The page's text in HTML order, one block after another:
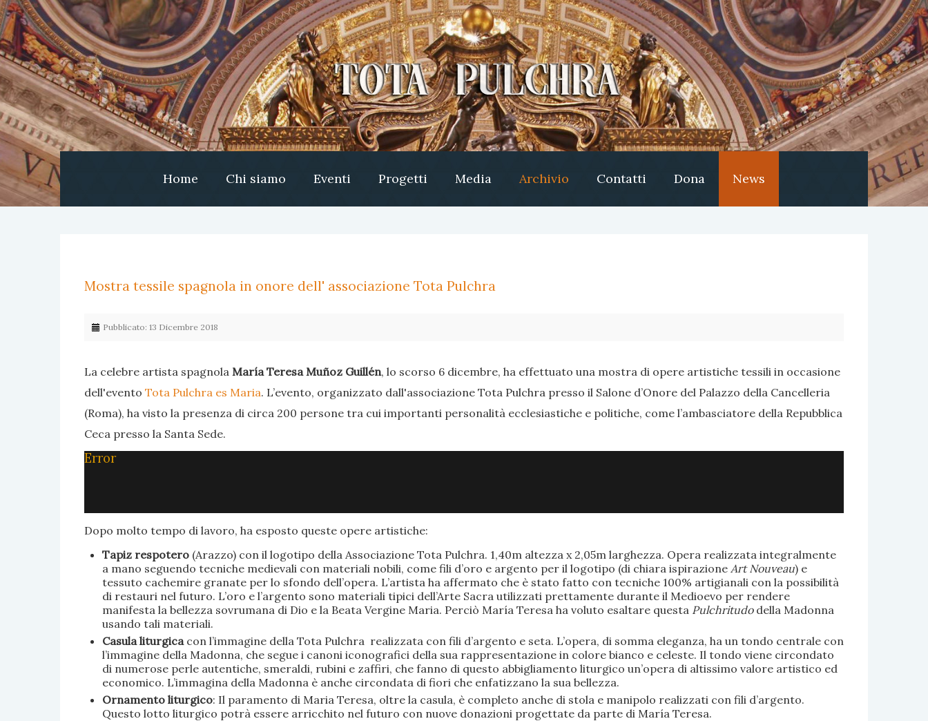
Home Chi siamo Eventi Progetti Media Archivio Contatti Dona News
Mostra tessile spagnola in onore dell' associazione Tota Pulchra
Pubblicato: 13 Dicembre 2018
La celebre artista spagnola María Teresa Muñoz Guillén, lo scorso 6 dicembre, ha effettuato una mostra di opere artistiche tessili in occasione
dell'evento Tota Pulchra es Maria. L’evento, organizzato dall'associazione Tota Pulchra presso il Salone d’Onore del Palazzo della Cancelleria
(Roma), ha visto la presenza di circa 200 persone tra cui importanti personalità ecclesiastiche e politiche, come l’ambasciatore della Repubblica
Ceca presso la Santa Sede.
Error
Dopo molto tempo di lavoro, ha esposto queste opere artistiche:
Tapiz respotero(Arazzo) con il logotipo della Associazione Tota Pulchra. 1,40m altezza x 2,05m larghezza. Opera realizzata integralmente
a mano seguendo tecniche medievali con materiali nobili, come fili d’oro e argento per il logotipo (di chiara ispirazione Art Nouveau) e
tessuto cachemire granate per lo sfondo dell’opera. L’artista ha affermato che è stato fatto con tecniche 100% artigianali con la possibilità
di restauri nel futuro. L’oro e l’argento sono materiali tipici dell’Arte Sacra utilizzati prettamente durante il Medioevo per rendere
manifesta la bellezza sovrumana di Dio e la Beata Vergine Maria. Perciò María Teresa ha voluto esaltare questa Pulchritudo della Madonna
usando tali materiali.
Casula liturgica con l’immagine della Tota Pulchra realizzata con fili d’argento e seta. L’opera, di somma eleganza, ha un tondo centrale con
l’immagine della Madonna, che segue i canoni iconografici della sua rappresentazione in colore bianco e celeste. Il tondo viene circondato
di numerose perle autentiche, smeraldi, rubini e zaffiri, che fanno di questo abbigliamento liturgico un’opera di altissimo valore artistico ed
economico. L’immagina della Madonna è anche circondata di fiori che enfatizzano la sua bellezza.
Ornamento liturgico: Il paramento di Maria Teresa, oltre la casula, è completo anche di stola e manipolo realizzati con fili d’argento.
Questo lotto liturgico potrà essere arricchito nel futuro con nuove donazioni progettate da parte di María Teresa.